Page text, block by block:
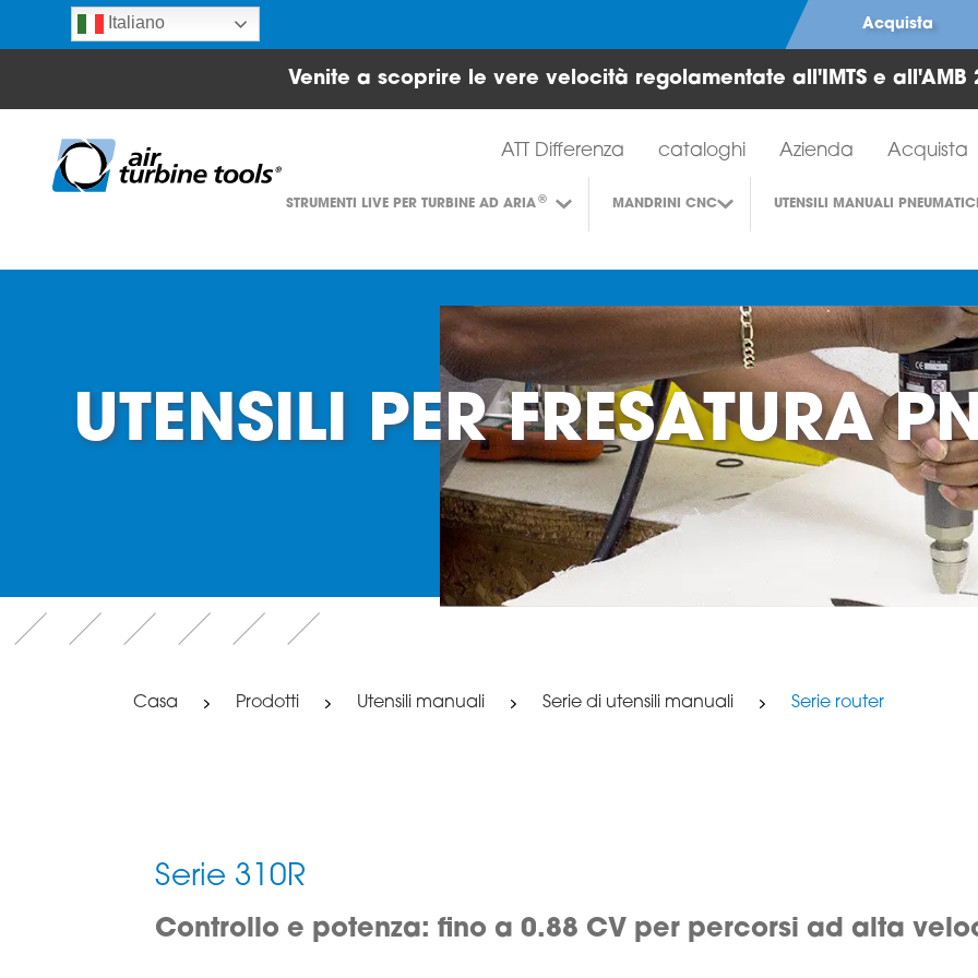
Italiano Acquista
Venite a scoprire le vere velocità regolamentate all'IMTS e all'AMB
Strumenti per turbine ad aria
ATT Differenza cataloghi Azienda Acquista
STRUMENTI LIVE PER TURBINE AD ARIA® MANDRINI CNC UTENSILI MANUALI
UTENSILI PER FRESATURA
Casa Prodotti Utensili manuali Serie di utensili manuali Serie router
Serie 310R
Controllo e potenza: fino a 0.88 CV per percorsi ad alta